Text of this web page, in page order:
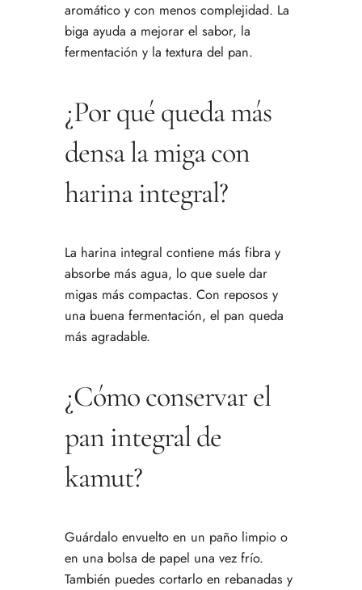
aromático y con menos complejidad. La
biga ayuda a mejorar el sabor, la
fermentación y la textura del pan.
¿Por qué queda más
densa la miga con
harina integral?
La harina integral contiene más fibra y
absorbe más agua, lo que suele dar
migas más compactas. Con reposos y
una buena fermentación, el pan queda
más agradable.
¿Cómo conservar el
pan integral de
kamut?
Guárdalo envuelto en un paño limpio o
en una bolsa de papel una vez frío.
También puedes cortarlo en rebanadas y